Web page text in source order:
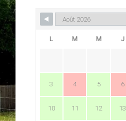
L M M J
3 4 5 6
10 11 12 13